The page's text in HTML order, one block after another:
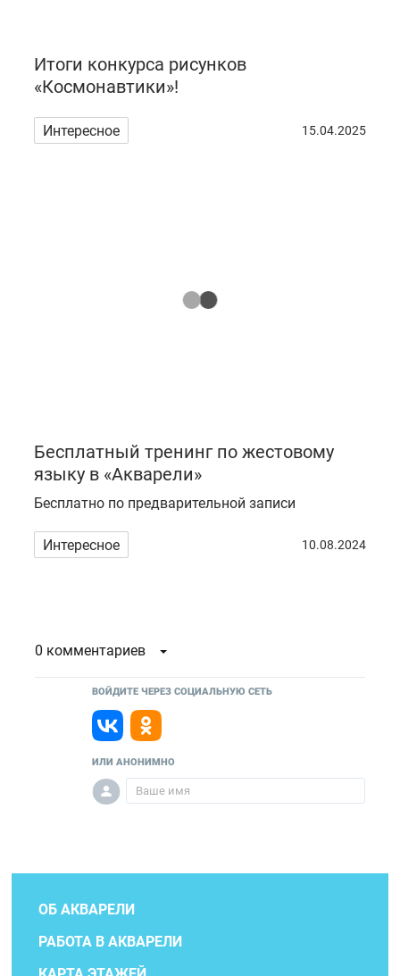
Итоги конкурса рисунков
«Космонавтики»!
Интересное 15.04.2025
Бесплатный тренинг по жестовому
языку в «Акварели»
Бесплатно по предварительной записи
Интересное 10.08.2024
0 комментариев
ВОЙДИТЕ ЧЕРЕЗ СОЦИАЛЬНУЮ СЕТЬ
ИЛИ АНОНИМНО
ОБ АКВАРЕЛИ
РАБОТА В АКВАРЕЛИ